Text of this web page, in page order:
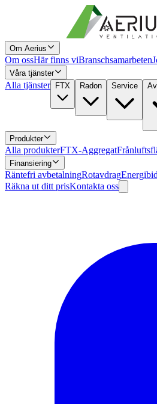
Om Aerius
Om ossHär finns viBranschsamarbeten
Våra tjänster
Alla tjänster FTX Radon Service
Produkter
Alla produkterFTX-Aggregat
Finansiering
Räntefri avbetalningRotavdrag
Räkna ut ditt prisKontakta oss